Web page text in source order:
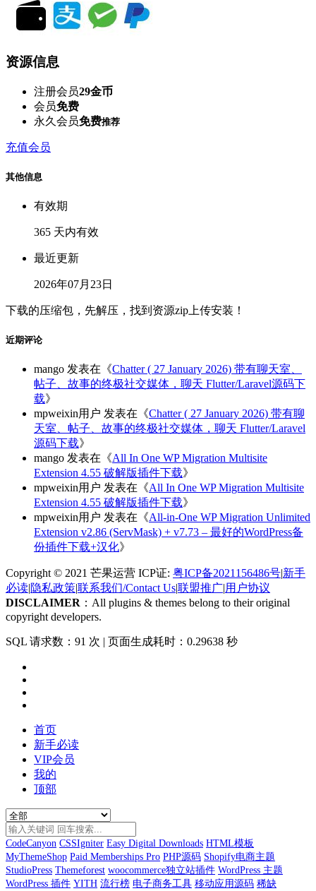
资源信息
注册会员29金币
会员免费
永久会员免费推荐
充值会员
其他信息
有效期
365 天内有效
最近更新
2026年07月23日
下载的压缩包，先解压，找到资源zip上传安装！
近期评论
mango 发表在《Chatter ( 27 January 2026) 带有聊天室、
帖子、故事的终极社交媒体，聊天 Flutter/Laravel源码下
载》
mpweixin用户 发表在《Chatter ( 27 January 2026) 带有聊
天室、帖子、故事的终极社交媒体，聊天 Flutter/Laravel
源码下载》
mango 发表在《All In One WP Migration Multisite
Extension 4.55 破解版插件下载》
mpweixin用户 发表在《All In One WP Migration Multisite
Extension 4.55 破解版插件下载》
mpweixin用户 发表在《All-in-One WP Migration Unlimited
Extension v2.86 (ServMask) + v7.73 – 最好的WordPress备
份插件下载+汉化》
Copyright © 2021 芒果运营 ICP证: 粤ICP备2021156486号|新手
必读|隐私政策|联系我们/Contact Us|联盟推广|用户协议
DISCLAIMER ：All plugins & themes belong to their original
copyright developers.
SQL 请求数：91 次 | 页面生成耗时：0.29638 秒
首页
新手必读
VIP会员
我的
顶部
CodeCanyon CSSIgniter Easy Digital Downloads HTML模板
MyThemeShop Paid Memberships Pro PHP源码 Shopify电商主题
StudioPress Themeforest woocommerce独立站插件 WordPress 主题
WordPress 插件 YITH 流行榜 电子商务工具 移动应用源码 稀缺